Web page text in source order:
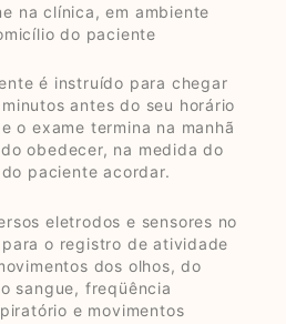
na clínica, em ambiente
do paciente
é instruído para chegar
antes do seu horário
o exame termina na manhã
obedecer, na medida do
paciente acordar.
eletrodos e sensores no
o registro de atividade
dos olhos, do
sangue, freqüência
e movimentos